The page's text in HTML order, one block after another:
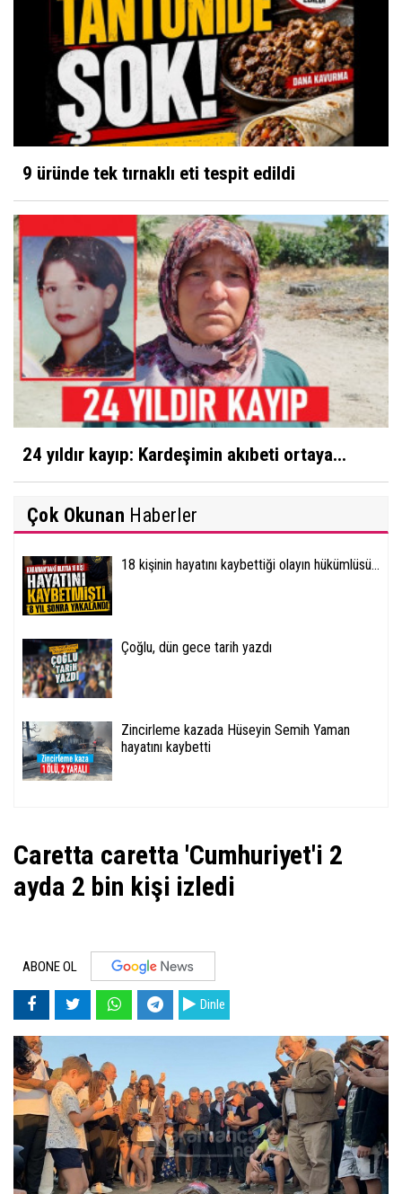
9 üründe tek tırnaklı eti tespit edildi
24 yıldır kayıp: Kardeşimin akıbeti ortaya...
Çok Okunan Haberler
18 kişinin hayatını kaybettiği olayın hükümlüsü...
Çoğlu, dün gece tarih yazdı
Zincirleme kazada Hüseyin Semih Yaman
hayatını kaybetti
Caretta caretta 'Cumhuriyet'i 2
ayda 2 bin kişi izledi
ABONE OL
Dinle